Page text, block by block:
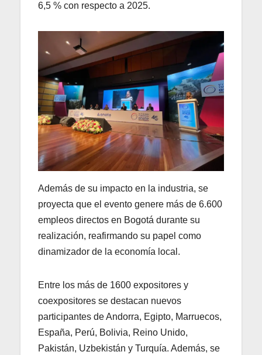
6,5 % con respecto a 2025.
Además de su impacto en la industria, se
proyecta que el evento genere más de 6.600
empleos directos en Bogotá durante su
realización, reafirmando su papel como
dinamizador de la economía local.
Entre los más de 1600 expositores y
coexpositores se destacan nuevos
participantes de Andorra, Egipto, Marruecos,
España, Perú, Bolivia, Reino Unido,
Pakistán, Uzbekistán y Turquía. Además, se